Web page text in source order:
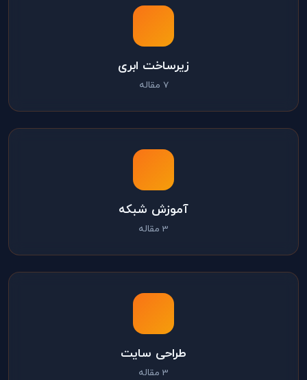
زیرساخت ابری
7 مقاله
آموزش شبکه
3 مقاله
طراحی سایت
3 مقاله